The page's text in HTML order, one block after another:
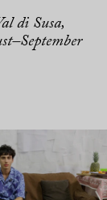
di Susa,